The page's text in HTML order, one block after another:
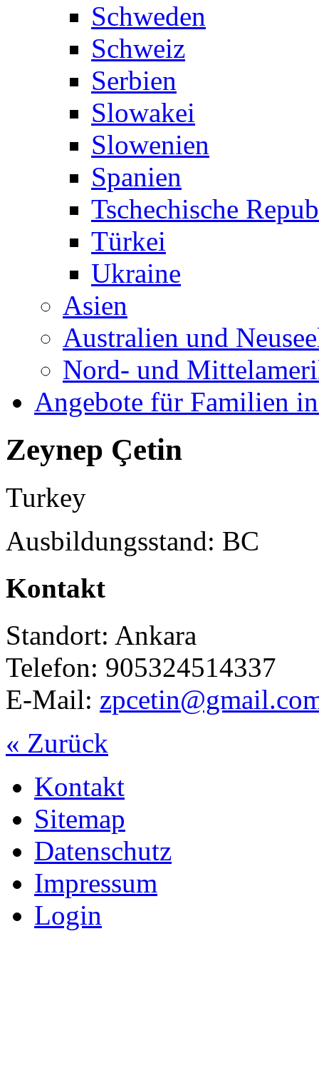
Schweden
Schweiz
Serbien
Slowakei
Slowenien
Spanien
Tschechische
Türkei
Ukraine
Asien
Australien und
Nord- und
Angebote für Familien
Zeynep Çetin
Turkey
Ausbildungsstand: BC
Kontakt
Standort: Ankara
Telefon: 905324514337
E-Mail:
« Zurück
Kontakt
Sitemap
Datenschutz
Impressum
Login